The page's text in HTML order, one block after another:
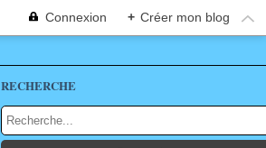
Connexion + Créer mon blog
RECHERCHE